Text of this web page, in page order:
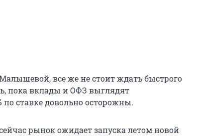
все же не стоит ждать быстрого
пока вклады и ОФЗ выглядят
ставке довольно осторожны.
рынок ожидает запуска летом новой